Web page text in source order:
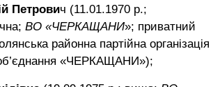
Петрович (11.01.1970 р.;
ВО «ЧЕРКАЩАНИ»; приватний
районна партійна організація
об’єднання «ЧЕРКАЩАНИ»);